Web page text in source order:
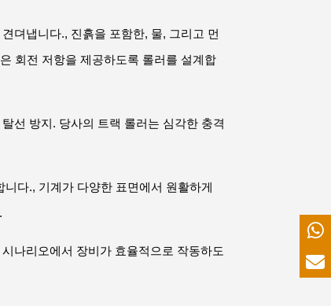
뎌냅니다., 진흙을 포함한, 물, 그리고 먼
회전 저항을 제공하도록 롤러를 설계합
선 방지. 당사의 트랙 롤러는 심각한 충격
다., 기계가 다양한 표면에서 원활하게
나리오에서 장비가 효율적으로 작동하도